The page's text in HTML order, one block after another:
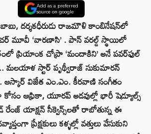
Add as a preferred
source on google
దర్శకధీరుడు రాజమౌళి కాంబినేషన్‌లో
మూవీ ‘వారణాసి’ . పాన్ వరల్డ్ స్థాయిలో
ప్రియాంక చోప్రా ‘మందాకిని’ అనే పవర్‌ఫుల్
మలయాళ స్టార్ పృథ్వీరాజ్ సుకుమారన్
ఆస్కార్ విజేత ఎం.ఎం. కీరవాణి సంగీతం
కోసం ఆఫ్రికా, యూరప్ అడవుల్లో భారీ షెడ్యూల్స్
రేంజ్ యాక్షన్ సీక్వెన్స్‌లతో రాబోతున్న ఈ
ప్రేక్షకులు కళ్ళల్లో వత్తులు వేసుకుని